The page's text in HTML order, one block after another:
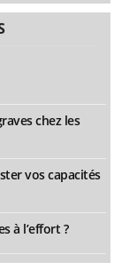
chez les
vos capacités
à l’effort ?